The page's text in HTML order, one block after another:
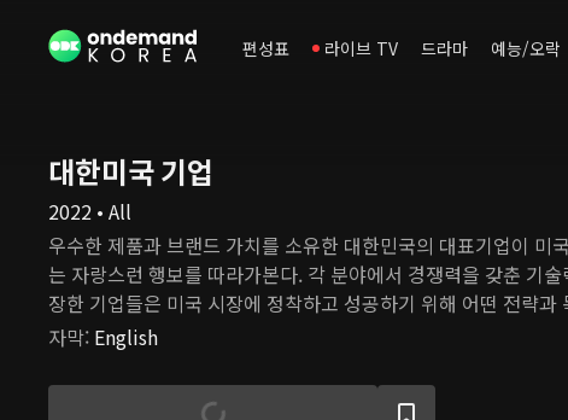
편성표 라이브 TV 드라마 예능/오락
대한미국 기업
2022 • All
우수한 제품과 브랜드 가치를 소유한 대한민국의 대표기업이 미
는 자랑스런 행보를 따라가본다. 각 분야에서 경쟁력을 갖춘 기
장한 기업들은 미국 시장에 정착하고 성공하기 위해 어떤 전략과
미국에서 한국을 이끌고 국제 무대의 주역으로 성장을 멈추지 않
판을 위해 우리 기업들의 현재와 미래를 재조명해보는 프로그램이
자막: English